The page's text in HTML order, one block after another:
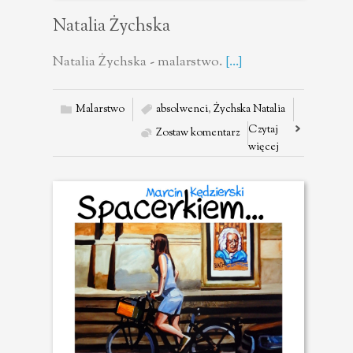
Natalia Żychska
Natalia Żychska - malarstwo. [...]
Malarstwo absolwenci, Żychska Natalia
Zostaw komentarz Czytaj
więcej